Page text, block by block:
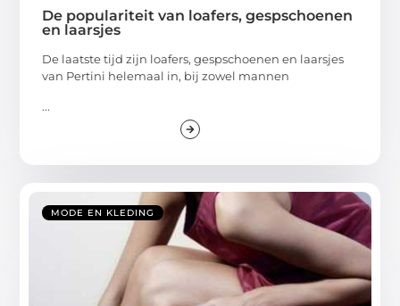
De populariteit van loafers, gespschoenen
en laarsjes
De laatste tijd zijn loafers, gespschoenen en laarsjes
van Pertini helemaal in, bij zowel mannen
...
MODE EN KLEDING